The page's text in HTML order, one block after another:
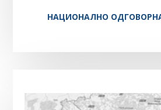
НАЦИОНАЛНО